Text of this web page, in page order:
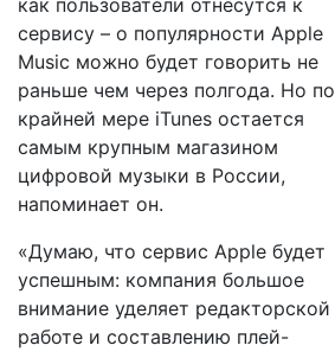
как пользователи отнесутся к
сервису – о популярности Apple
Music можно будет говорить не
раньше чем через полгода. Но по
крайней мере iTunes остается
самым крупным магазином
цифровой музыки в России,
напоминает он.
«Думаю, что сервис Apple будет
успешным: компания большое
внимание уделяет редакторской
работе и составлению плей-